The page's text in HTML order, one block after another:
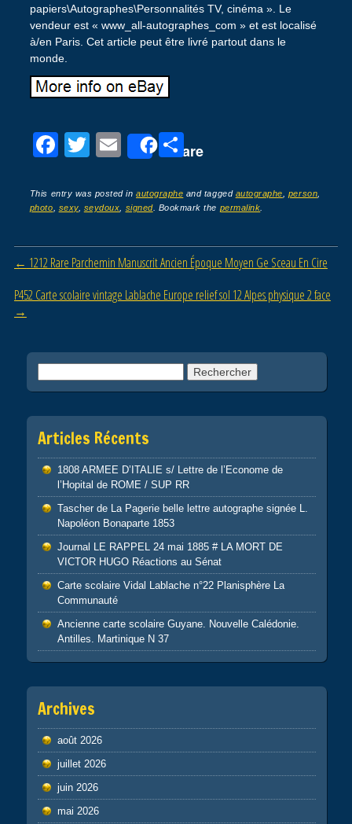
papiers\Autographes\Personnalités TV, cinéma ». Le
vendeur est « www_all-autographes_com » et est localisé
à/en Paris. Cet article peut être livré partout dans le
monde.
F
c
e
b
o
o
T
tt
er
E
ail
Share
P
ta
g
er
This entry was posted inautographe and tagged autographe person
photo
sexy, seydoux signed. Bookmark the permalink
Post navigation
← 1212 Rare Parchemin Manuscrit Ancien Époque Moyen Ge Sceau En Cire
P452 Carte scolaire vintage Lablache Europe relief sol 12 Alpes physique 2 face
→
Articles Récents
1808 ARMEE D’ITALIE s/ Lettre de l’Econome de
l’Hopital de ROME / SUP RR
Tascher de La Pagerie belle lettre autographe signée L.
Napoléon Bonaparte 1853
Journal LE RAPPEL 24 mai 1885 # LA MORT DE
VICTOR HUGO Réactions au Sénat
Carte scolaire Vidal Lablache n°22 Planisphère La
Communauté
Ancienne carte scolaire Guyane. Nouvelle Calédonie.
Antilles. Martinique N 37
Archives
août 2026
juillet 2026
juin 2026
mai 2026